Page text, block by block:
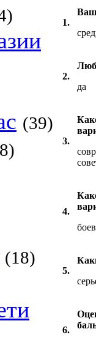
(39)
(18)
1.
2.
да
3.
4.
5.
6.